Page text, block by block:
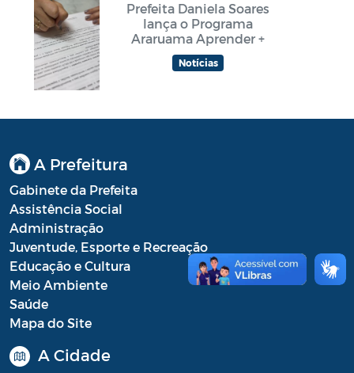
Prefeita Daniela Soares
lança o Programa
Araruama Aprender +
Notícias
A Prefeitura
Gabinete da Prefeita
Assistência Social
Administração
Juventude, Esporte e Recreação
Educação e Cultura
Meio Ambiente
Saúde
Mapa do Site
A Cidade